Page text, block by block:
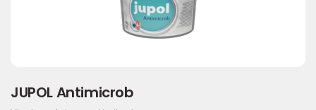
JUPOL Antimicrob